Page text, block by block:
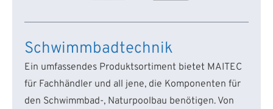
Schwimmbadtechnik
Ein umfassendes Produktsortiment bietet MAITEC
für Fachhändler und all jene, die Komponenten für
den Schwimmbad-, Naturpoolbau benötigen. Von